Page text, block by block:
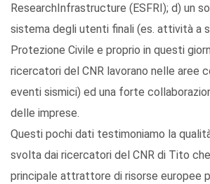
ResearchInfrastructure (ESFRI); d) un
sistema degli utenti finali (es. attività a
Protezione Civile e proprio in questi
ricercatori del CNR lavorano nelle aree
eventi sismici) ed una forte
delle imprese.
Questi pochi dati testimoniamo la
svolta dai ricercatori del CNR di Tito
principale attrattore di risorse europee